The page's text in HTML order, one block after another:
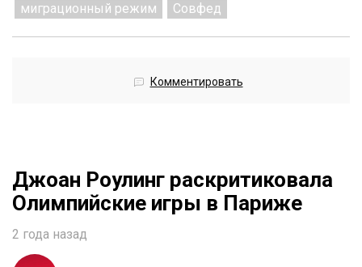
миграционный режим
Совфед
Комментировать
Джоан Роулинг раскритиковала
Олимпийские игры в Париже
2 года назад